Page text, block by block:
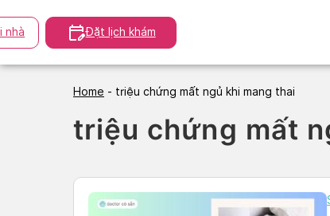
to
content
nhà Đặt lịch khám
Home - triệu chứng mất ngủ khi mang thai
triệu chứng mất